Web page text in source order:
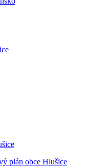
plán obce Hlušice